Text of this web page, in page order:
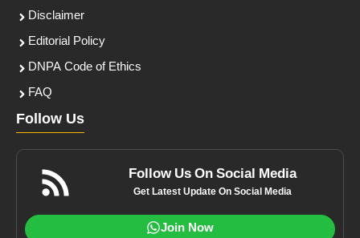
Disclaimer
Editorial Policy
DNPA Code of Ethics
FAQ
Follow Us
Follow Us On Social Media
Get Latest Update On Social Media
Join Now